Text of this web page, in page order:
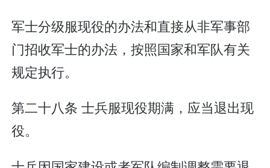
军士分级服现役的办法和直接从非军事部
门招收军士的办法，按照国家和军队有关
规定执行。
第二十八条 士兵服现役期满，应当退出现
役。